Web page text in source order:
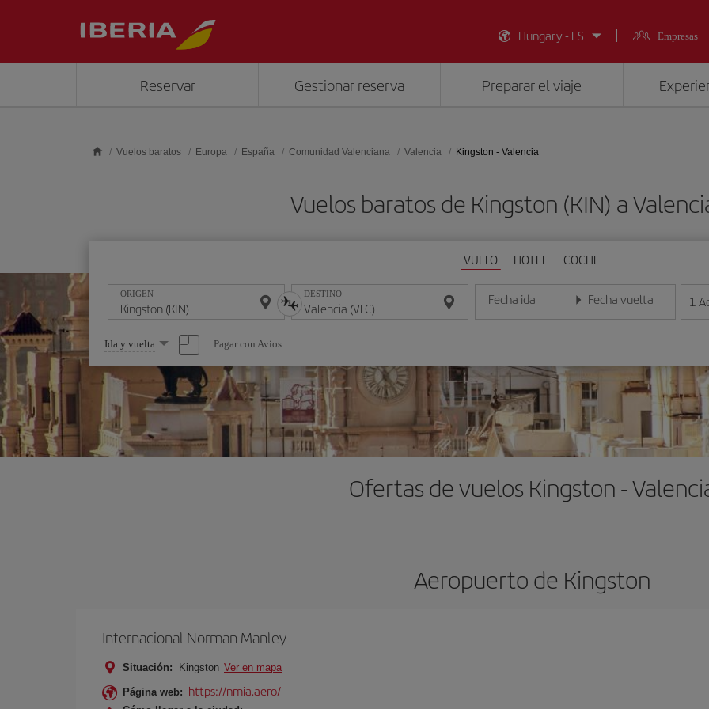
Hungary - ES
Empresas
Reservar Gestionar reserva Preparar el viaje
Vuelos baratos Europa España Comunidad Valenciana Valencia Kingston - Valencia
Vuelos baratos de Kingston (KIN) a
VUELO HOTEL COCHE
ORIGEN DESTINO Fecha ida
Introduce la fecha en formato día/mes/año
Fecha vuelta
Introduce la fecha en 1
Seleccione
una
opción
Ida y vuelta Pagar con Avios
Ofertas de vuelos Kingston -
Aeropuerto de Kingston
Internacional Norman Manley
Situación: Kingston Ver en mapa
Página web: https://nmia.aero/